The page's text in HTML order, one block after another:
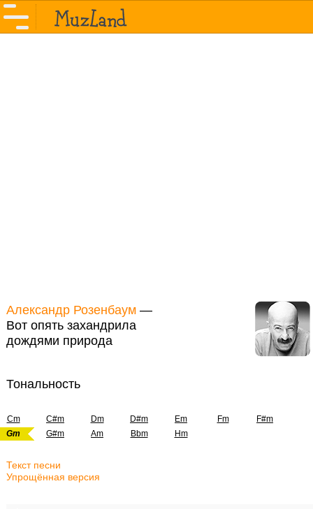
Александр Розенбаум —
Вот опять захандрила
дождями природа
Тональность
Cm C#m Dm D#m Em Fm
F#m
Gm
G#m Am Bbm Hm
Текст песни
Упрощённая версия